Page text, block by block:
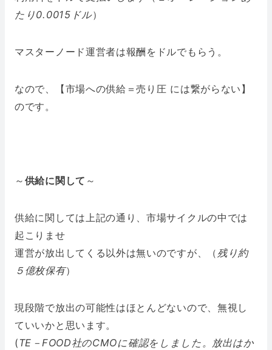
たり0.0015ドル）
マスターノード運営者は報酬をドルでもらう。
なので、【市場への供給＝売り圧 には繋がらない】
のです。
～ 供給に関して ～
供給に関しては上記の通り、市場サイクルの中では
起こりませ
運営が放出してくる以外は無いのですが、（ 残り約
５億枚保有）
現段階で放出の可能性はほとんどないので、無視し
ていいかと思います。
( TE－FOOD社のCMOに確認をしました。放出はか